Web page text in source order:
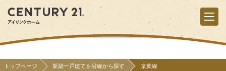
トップページ 新築一戸建てを沿線から探す 京葉線